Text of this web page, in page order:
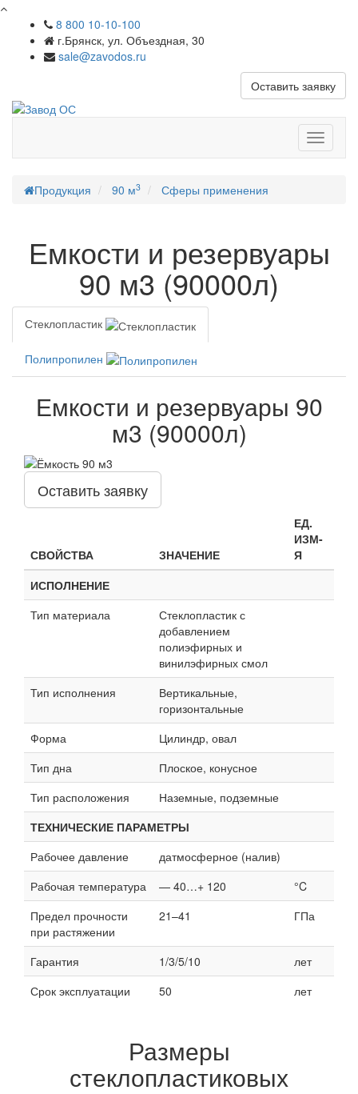
8 800 10-10-100
г.Брянск, ул. Объездная, 30
sale@zavodos.ru
Оставить заявку
меню
Продукция 90 м3 Сферы применения
Емкости и резервуары
90 м3 (90000л)
Стеклопластик
Полипропилен
Емкости и резервуары 90
м3 (90000л)
Оставить заявку
СВОЙСТВА ЗНАЧЕНИЕ
ЕД.
ИЗМ-
Я
ИСПОЛНЕНИЕ
Тип материала
Стеклопластик с
добавлением
полиэфирных и
винилэфирных смол
Тип исполнения
Вертикальные,
горизонтальные
Форма
Цилиндр, овал
Тип дна
Плоское, конусное
Тип расположения
Наземные, подземные
ТЕХНИЧЕСКИЕ ПАРАМЕТРЫ
Рабочее давление
датмосферное (налив)
Рабочая температура
— 40…+ 120
°C
Предел прочности
при растяжении
21–41 ГПа
Гарантия 1/3/5/10
лет
Срок эксплуатации
50 лет
Размеры
стеклопластиковых